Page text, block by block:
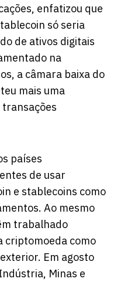
enfatizou que
só seria
de ativos digitais
na
a câmara baixa do
mais uma
transações
países
de usar
e stablecoins como
Ao mesmo
trabalhado
criptomoeda como
Em agosto
Minas e